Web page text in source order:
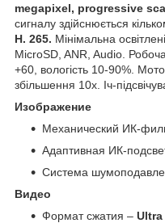
megapixel, progressive
сигналу здійснюється
H. 265. Мінімальна
MicroSD, ANR, Audio.
+60, вологість 10-90%.
збільшення 10х. Іч-
Изображение
Механический ИК-
Адаптивная ИК-
Система
Видео
Формат сжатия – Ultra